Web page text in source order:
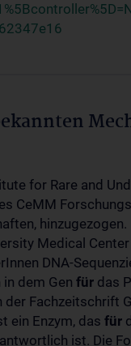
for Rare and
CeMM
Medical
DNA-
dem Gen für das
der
ein Enzym, das für
ist. Die